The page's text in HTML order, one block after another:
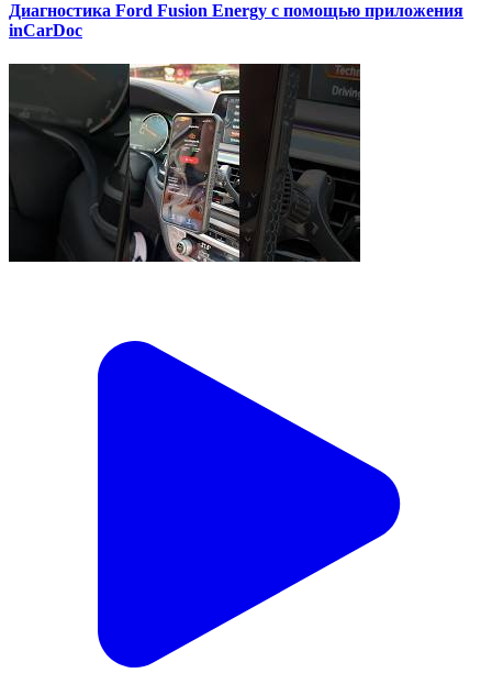
Диагностика Ford Fusion Energy с помощью приложения
inCarDoc